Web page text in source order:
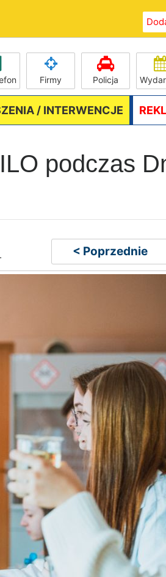
Firmy Policja
/ INTERWENCJE
podczas
< Poprzednie